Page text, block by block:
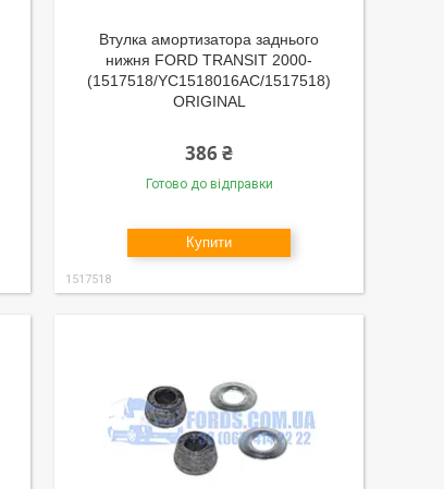
Втулка амортизатора заднього
нижня FORD TRANSIT 2000-
(1517518/YC1518016AC/1517518)
ORIGINAL
386 ₴
Готово до відправки
Купити
1517518